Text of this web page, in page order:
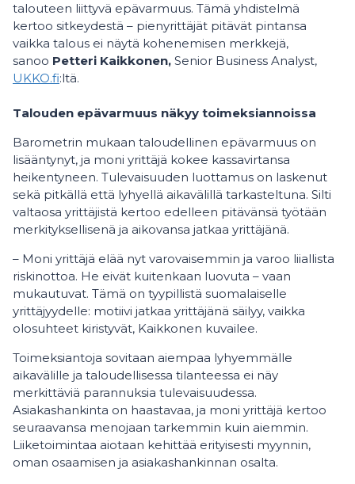
talouteen liittyvä epävarmuus. Tämä yhdistelmä
kertoo sitkeydestä – pienyrittäjät pitävät pintansa
vaikka talous ei näytä kohenemisen merkkejä,
sanoo Petteri Kaikkonen, Senior Business Analyst,
UKKO.fi:ltä.
Talouden epävarmuus näkyy toimeksiannoissa
Barometrin mukaan taloudellinen epävarmuus on
lisääntynyt, ja moni yrittäjä kokee kassavirtansa
heikentyneen. Tulevaisuuden luottamus on laskenut
sekä pitkällä että lyhyellä aikavälillä tarkasteltuna. Silti
valtaosa yrittäjistä kertoo edelleen pitävänsä työtään
merkityksellisenä ja aikovansa jatkaa yrittäjänä.
– Moni yrittäjä elää nyt varovaisemmin ja varoo liiallista
riskinottoa. He eivät kuitenkaan luovuta – vaan
mukautuvat. Tämä on tyypillistä suomalaiselle
yrittäjyydelle: motiivi jatkaa yrittäjänä säilyy, vaikka
olosuhteet kiristyvät, Kaikkonen kuvailee.
Toimeksiantoja sovitaan aiempaa lyhyemmälle
aikavälille ja taloudellisessa tilanteessa ei näy
merkittäviä parannuksia tulevaisuudessa.
Asiakashankinta on haastavaa, ja moni yrittäjä kertoo
seuraavansa menojaan tarkemmin kuin aiemmin.
Liiketoimintaa aiotaan kehittää erityisesti myynnin,
oman osaamisen ja asiakashankinnan osalta.